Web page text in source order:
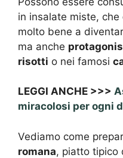
in insalate miste, che
molto bene a
ma anche
risotti o nei famosi
LEGGI ANCHE >>>
miracolosi per ogni
Vediamo come
romana, piatto tipico